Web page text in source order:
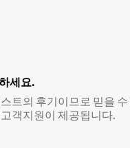
세요.
트의 후기이므로 믿을
객지원이 제공됩니다.